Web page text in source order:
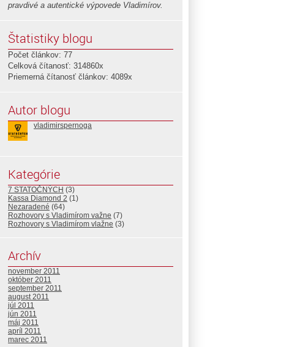
pravdivé a autentické výpovede Vladimírov.
Štatistiky blogu
Počet článkov: 77
Celková čítanosť: 314860x
Priemerná čítanosť článkov: 4089x
Autor blogu
vladimirspernoga
Kategórie
7 STATOČNÝCH (3)
Kassa Diamond 2 (1)
Nezaradené (64)
Rozhovory s Vladimírom važne (7)
Rozhovory s Vladimírom vlažne (3)
Archív
november 2011
október 2011
september 2011
august 2011
júl 2011
jún 2011
máj 2011
apríl 2011
marec 2011